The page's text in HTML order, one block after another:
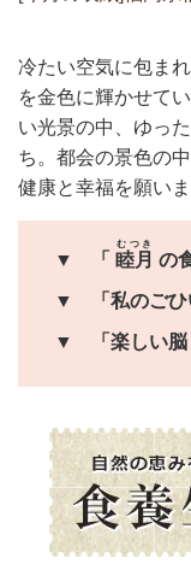
冷たい空気に包ま
を金色に輝かせて
い光景の中、ゆっ
ち。都会の景色の
健康と幸福を願いま
▼ 「 睦月
むつき
の
▼
「私のご
▼
「楽しい